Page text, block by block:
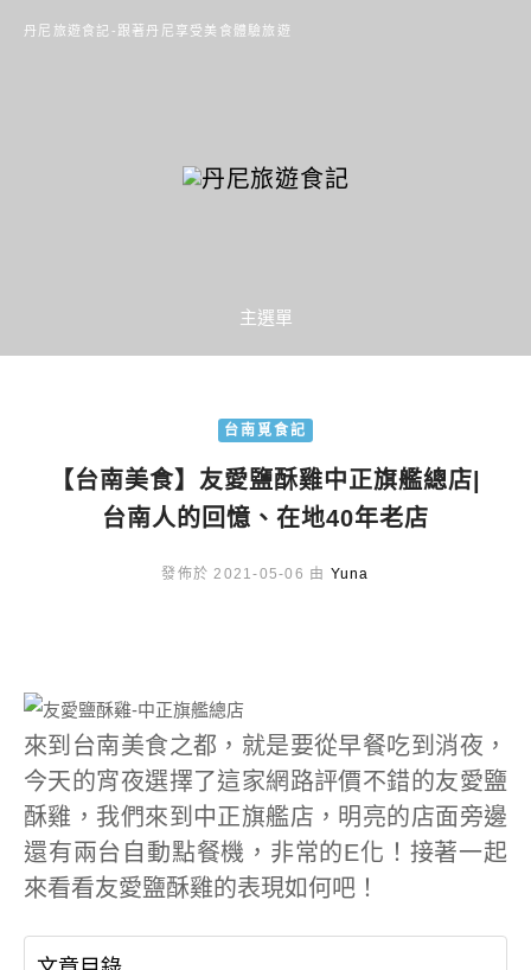
丹尼旅遊食記-跟著丹尼享受美食體驗旅遊
主選單
台南覓食記
【台南美食】友愛鹽酥雞中正旗艦總店|
台南人的回憶、在地40年老店
發佈於 2021-05-06 由 Yuna
來到台南美食之都，就是要從早餐吃到消夜，
今天的宵夜選擇了這家網路評價不錯的友愛鹽
酥雞，我們來到中正旗艦店，明亮的店面旁邊
還有兩台自動點餐機，非常的E化！接著一起
來看看友愛鹽酥雞的表現如何吧！